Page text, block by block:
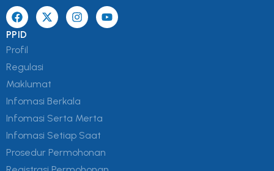
PPID
Profil
Regulasi
Maklumat
Infomasi Berkala
Infomasi Serta Merta
Infomasi Setiap Saat
Prosedur Permohonan